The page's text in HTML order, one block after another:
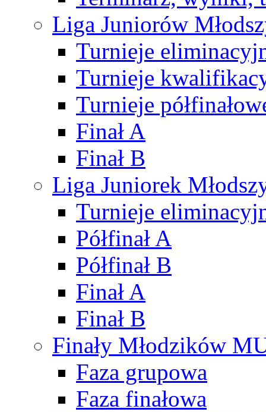
Liga Juniorów
Turnieje
Turnieje
Turnieje
Finał A
Finał B
Liga Juniorek
Turnieje
Półfinał A
Półfinał B
Finał A
Finał B
Finały Młodzików
Faza grupowa
Faza finałowa